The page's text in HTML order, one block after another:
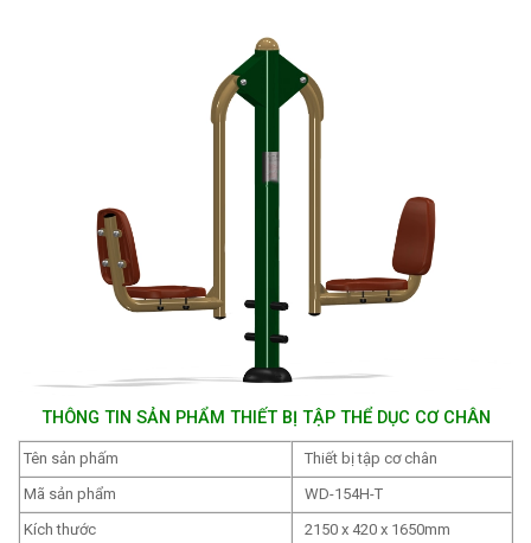
THÔNG TIN SẢN PHẨM THIẾT BỊ TẬP THỂ DỤC CƠ CHÂN
Tên sản phấm
Thiết bị tập cơ chân
Mã sản phẩm
WD-154H-T
Kích thước
2150 x 420 x 1650mm